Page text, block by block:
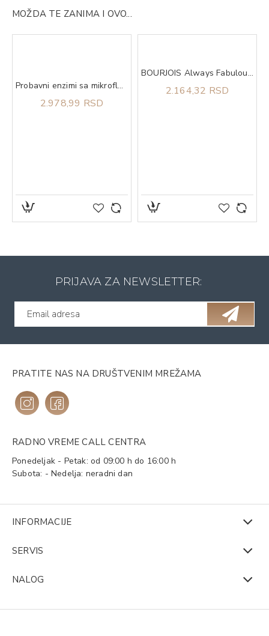
MOŽDA TE ZANIMA I OVO...
Probavni enzimi sa mikroflorom caps 50 TERRANOVA
2.978,99 RSD
BOURJOIS Always Fabulous Foundation 210
2.164,32 RSD
PRIJAVA ZA NEWSLETTER:
PRATITE NAS NA DRUŠTVENIM MREŽAMA
RADNO VREME CALL CENTRA
Ponedeljak - Petak: od 09:00 h do 16:00 h
Subota: - Nedelja: neradni dan
INFORMACIJE
SERVIS
NALOG